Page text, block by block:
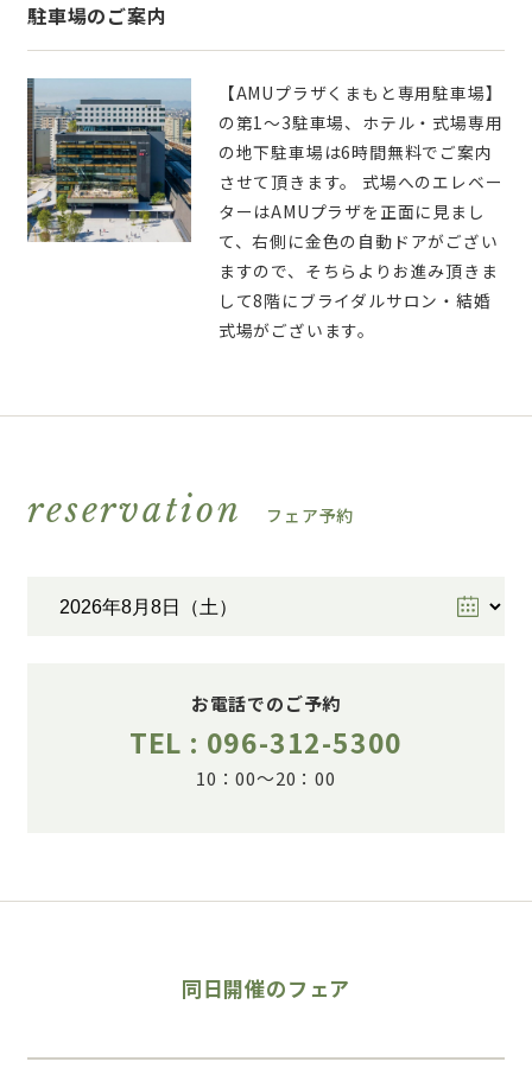
駐車場のご案内
【AMUプラザくまもと専用駐車場】
の第1～3駐車場、ホテル・式場専用
の地下駐車場は6時間無料でご案内
させて頂きます。 式場へのエレベー
ターはAMUプラザを正面に見まし
て、右側に金色の自動ドアがござい
ますので、そちらよりお進み頂きま
して8階にブライダルサロン・結婚
式場がございます。
reservation フェア予約
お電話でのご予約
TEL : 096-312-5300
10：00～20：00
同日開催のフェア